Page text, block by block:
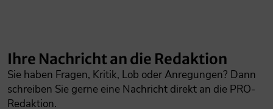
Ihre Nachricht an die Redaktion
Sie haben Fragen, Kritik, Lob oder Anregungen? Dann
schreiben Sie gerne eine Nachricht direkt an die PRO-
Redaktion.